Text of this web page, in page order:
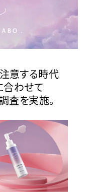
意する時代
合わせて
査を実施。